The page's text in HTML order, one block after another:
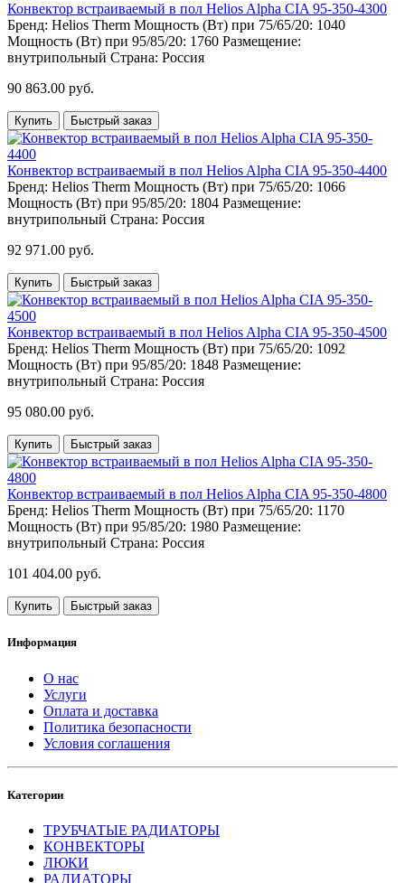
Конвектор встраиваемый в пол Helios Alpha CIA 95-350-4300
Бренд: Helios Therm Мощность (Вт) при 75/65/20: 1040
Мощность (Вт) при 95/85/20: 1760 Размещение:
внутрипольный Страна: Россия
90 863.00 руб.
Купить Быстрый заказ
Конвектор встраиваемый в пол Helios Alpha CIA 95-350-4400
Бренд: Helios Therm Мощность (Вт) при 75/65/20: 1066
Мощность (Вт) при 95/85/20: 1804 Размещение:
внутрипольный Страна: Россия
92 971.00 руб.
Купить Быстрый заказ
Конвектор встраиваемый в пол Helios Alpha CIA 95-350-4500
Бренд: Helios Therm Мощность (Вт) при 75/65/20: 1092
Мощность (Вт) при 95/85/20: 1848 Размещение:
внутрипольный Страна: Россия
95 080.00 руб.
Купить Быстрый заказ
Конвектор встраиваемый в пол Helios Alpha CIA 95-350-4800
Бренд: Helios Therm Мощность (Вт) при 75/65/20: 1170
Мощность (Вт) при 95/85/20: 1980 Размещение:
внутрипольный Страна: Россия
101 404.00 руб.
Купить Быстрый заказ
Информация
О нас
Услуги
Оплата и доставка
Политика безопасности
Условия соглашения
Категории
ТРУБЧАТЫЕ РАДИАТОРЫ
КОНВЕКТОРЫ
ЛЮКИ
РАДИАТОРЫ